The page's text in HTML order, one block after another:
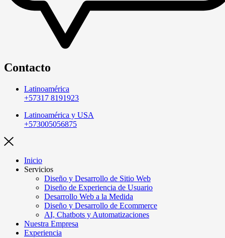
Contacto
Latinoamérica
+57317 8191923
Latinoamérica y USA
+573005056875
Inicio
Servicios
Diseño y Desarrollo de Sitio Web
Diseño de Experiencia de Usuario
Desarrollo Web a la Medida
Diseño y Desarrollo de Ecommerce
AI, Chatbots y Automatizaciones
Nuestra Empresa
Experiencia